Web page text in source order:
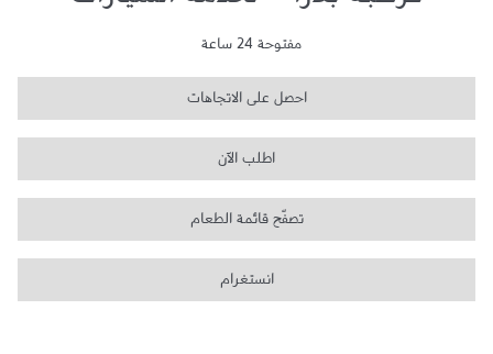
مفتوحة 24 ساعة
احصل على الاتجاهات
اطلب الآن
تصفّح قائمة الطعام
انستغرام